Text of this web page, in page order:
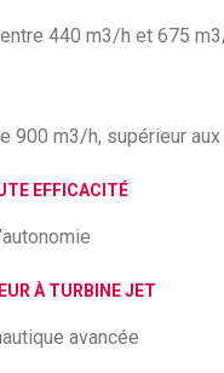
440 m3/h et 675
900 m3/h, supérieur
EFFICACITÉ
À TURBINE JET
avancée